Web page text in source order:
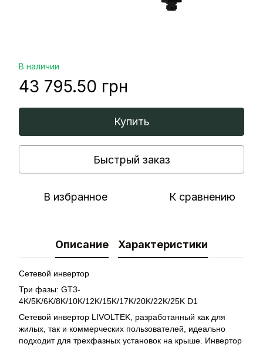
В наличии
43 795.50 грн
Купить
Быстрый заказ
В избранное К сравнению
Описание Характеристики
Сетевой инвертор
Три фазы: GT3-
4K/5K/6K/8K/10K/12K/15K/17K/20K/22K/25K D1
Сетевой инвертор LIVOLTEK, разработанный как для
жилых, так и коммерческих пользователей, идеально
подходит для трехфазных установок на крыше. Инвертор